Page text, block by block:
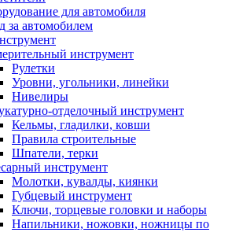
для автомобиля
за автомобилем
инструмент
Рулетки
Уровни, угольники, линейки
Нивелиры
отделочный инструмент
Кельмы, гладилки, ковши
Правила строительные
Шпатели, терки
инструмент
Молотки, кувалды, киянки
Губцевый инструмент
Ключи, торцевые головки и наборы
Напильники, ножовки, ножницы по